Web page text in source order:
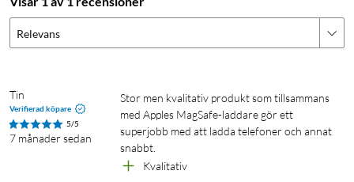
Relevans
Tin
Verifierad köpare
5/5
7 månader sedan
Stor men kvalitativ produkt som tillsammans
med Apples MagSafe-laddare gör ett
superjobb med att ladda telefoner och annat
snabbt.
Kvalitativ